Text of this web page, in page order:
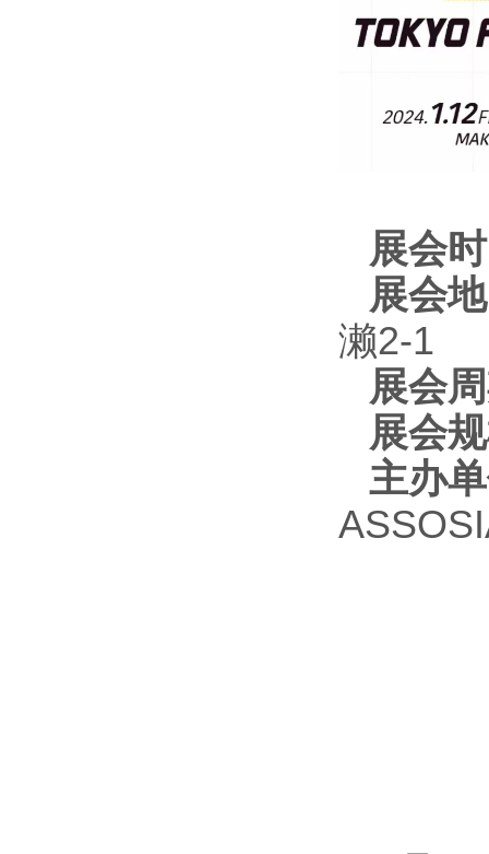
展会
展会
濑2-1
展会
展会
主办